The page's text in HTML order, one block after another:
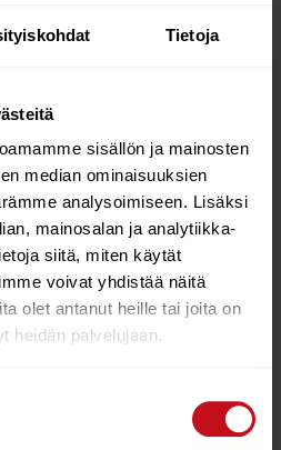
Tietoja
sisällön ja mainosten
median ominaisuuksien
analysoimiseen. Lisäksi
mainosalan ja analytiikka-
siitä, miten käytät
voivat yhdistää näitä
olet antanut heille tai joita on
heidän palvelujaan.
kytkimessä oleva sininen
on aktivoitu
pakkaukseen
ion polymer
Istuimen liukukiskoon tai
varaustilan merkkivalo